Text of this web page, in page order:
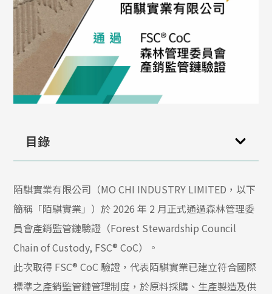
目錄
陌騏實業有限公司（MO CHI INDUSTRY LIMITED，以下
簡稱「陌騏實業」）於 2026 年 2 月正式通過森林管理委
員會產銷監管鏈驗證（Forest Stewardship Council
Chain of Custody, FSC® CoC）。
此次取得 FSC® CoC 驗證，代表陌騏實業已建立符合國際
標準之產銷監管鏈管理制度，於原料採購、生產製造及供